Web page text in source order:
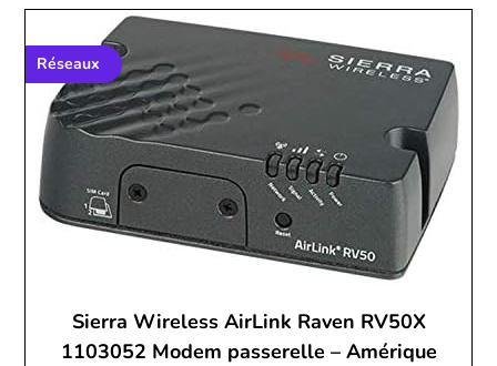
Réseaux
Sierra Wireless AirLink Raven RV50X
1103052 Modem passerelle – Amérique